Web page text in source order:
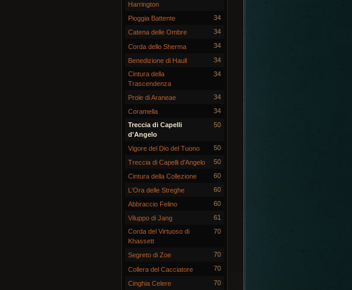
Harrington
Pioggia Battente 34
Catena delle Ombre 34
Corda dello Sherma 34
Benedizione di Haull
34
Cintura della
Trascendenza
34
Prole di Araneae 34
Coramella
34
Treccia di Capelli
d'Angelo
50
Vigore del Dio del Tuono 50
Treccia di Capelli d'Angelo 50
Cintura della Collezione 60
L'Ora delle Streghe 60
Abbraccio Felino 60
Viluppo di Jang
61
Corda del Virtuoso di
Khassett
70
Segreto di Zoe 70
Collera del Cacciatore 70
Cinghia Celere 70